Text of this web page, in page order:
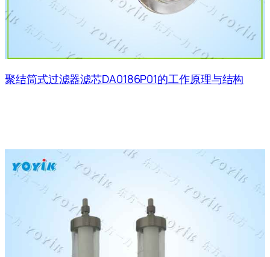
聚结筒式过滤器滤芯DA0186P01的工作原理与结构